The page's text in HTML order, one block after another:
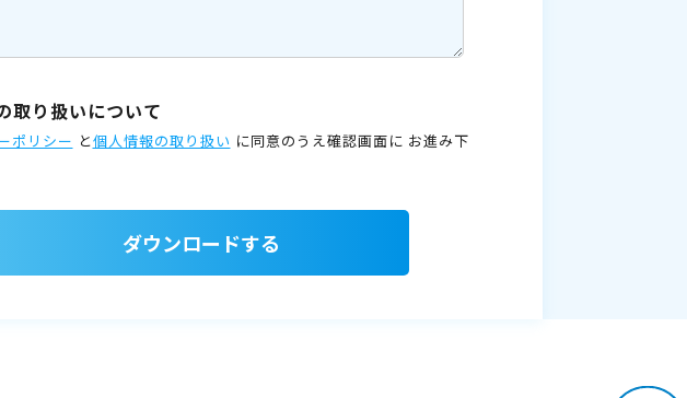
取り扱いについて
ポリシー と個人情報の取り扱い に同意のうえ確認画面に お進み下
ダウンロードする